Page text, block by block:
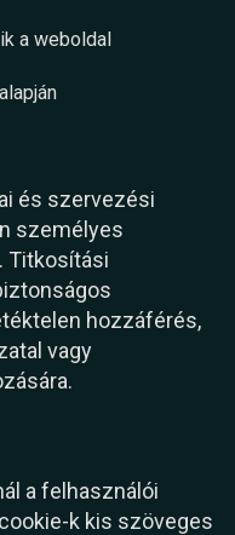
a weboldal
és szervezési
személyes
Titkosítási
hozzáférés,
vagy
a felhasználói
k kis szöveges